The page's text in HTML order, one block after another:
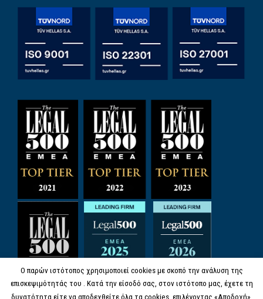
Ο παρών ιστότοπος χρησιμοποιεί cookies με σκοπό την ανάλυση της
επισκεψιμότητάς του . Κατά την είσοδό σας, στον ιστότοπο μας, έχετε τη
δυνατότητα είτε να αποδεχθείτε όλα τα cookies, επιλέγοντας «Αποδοχή»,